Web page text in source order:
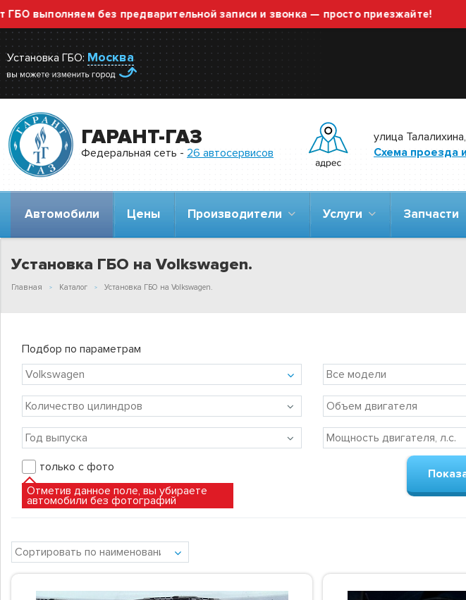
без предварительной записи и звонка — просто приезжайте!
Установка ГБО: Москва
ГАРАНТ-ГАЗ
Федеральная сеть - 26 автосервисов
улица
Схема проезда
Автомобили Цены Производители Услуги Запчасти
Установка ГБО на Volkswagen.
Главная Каталог Установка ГБО на Volkswagen.
Подбор по параметрам
только с фото
Отметив данное поле, вы убираете
автомобили без фотографий